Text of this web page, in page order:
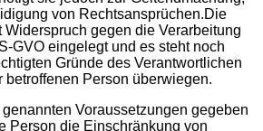
von Rechtsansprüchen.Die
Widerspruch gegen die Verarbeitung
GVO eingelegt und es steht noch
Gründe des Verantwortlichen
betroffenen Person überwiegen.
Voraussetzungen gegeben
Person die Einschränkung von